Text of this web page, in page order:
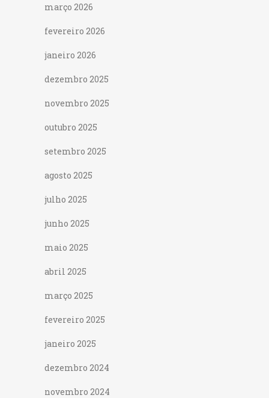
março 2026
fevereiro 2026
janeiro 2026
dezembro 2025
novembro 2025
outubro 2025
setembro 2025
agosto 2025
julho 2025
junho 2025
maio 2025
abril 2025
março 2025
fevereiro 2025
janeiro 2025
dezembro 2024
novembro 2024